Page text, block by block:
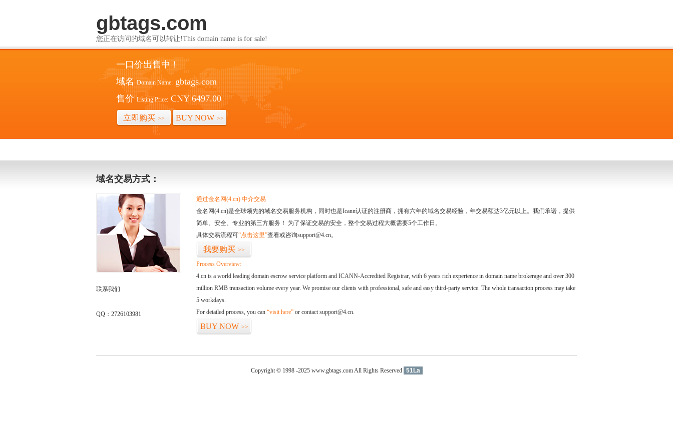
gbtags.com
您正在访问的域名可以转让!This domain name is for sale!
一口价出售中！
域名 Domain Name: gbtags.com
售价 Listing Price: CNY 6497.00
立即购买 >> BUY NOW >>
域名交易方式：
联系我们
QQ：2726103981
通过金名网(4.cn) 中介交易
金名网(4.cn)是全球领先的域名交易服务机构，同时也是Icann认证的注册商，拥有六年的域名交易经验，年交易额达3亿元以上。我们承诺，提供
简单、安全、专业的第三方服务！ 为了保证交易的安全，整个交易过程大概需要5个工作日。
具体交易流程可“点击这里”查看或咨询support@4.cn。
我要购买 >>
Process Overview:
4.cn is a world leading domain escrow service platform and ICANN-Accredited Registrar, with 6 years rich experience in domain name brokerage and over 300
million RMB transaction volume every year. We promise our clients with professional, safe and easy third-party service. The whole transaction process may take
5 workdays.
For detailed process, you can “visit here” or contact support@4.cn.
BUY NOW >>
Copyright © 1998 -2025 www.gbtags.com All Rights Reserved 51La